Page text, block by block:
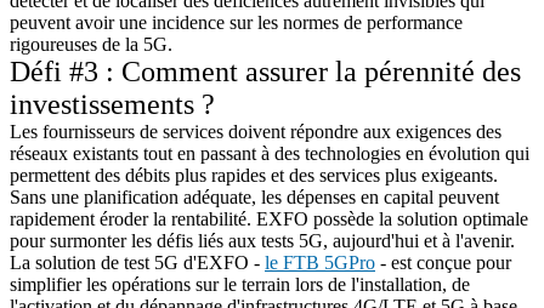
peuvent avoir une incidence sur les normes de performance
rigoureuses de la 5G.
Défi #3 : Comment assurer la pérennité des
investissements ?
Les fournisseurs de services doivent répondre aux exigences des
réseaux existants tout en passant à des technologies en évolution qui
permettent des débits plus rapides et des services plus exigeants.
Sans une planification adéquate, les dépenses en capital peuvent
rapidement éroder la rentabilité. EXFO possède la solution optimale
pour surmonter les défis liés aux tests 5G, aujourd'hui et à l'avenir.
La solution de test 5G d'EXFO - le FTB 5GPro - est conçue pour
simplifier les opérations sur le terrain lors de l'installation, de